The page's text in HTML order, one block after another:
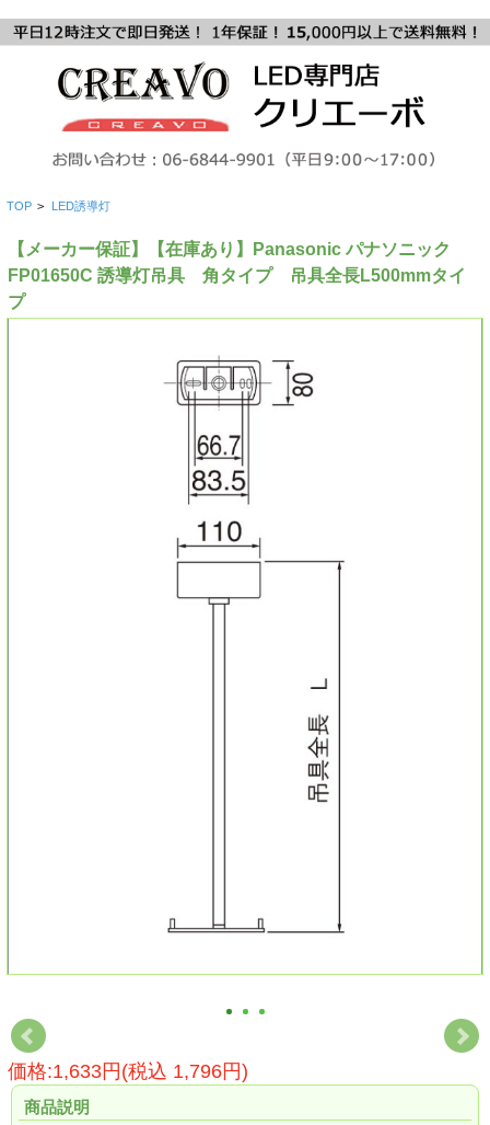
TOP > LED誘導灯
【メーカー保証】【在庫あり】Panasonic パナソニック
FP01650C 誘導灯吊具 角タイプ 吊具全長L500mmタイ
プ
価格:1,633円(税込 1,796円)
商品説明